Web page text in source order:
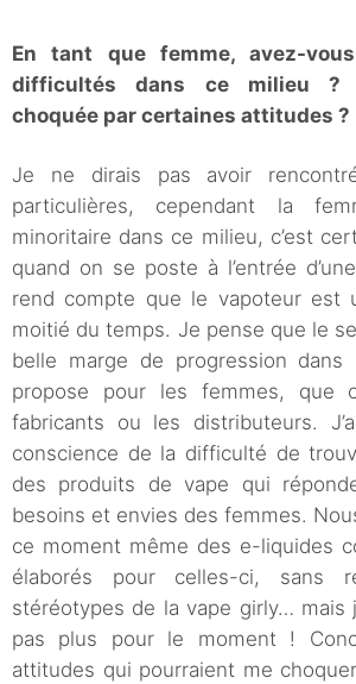
En tant que femme, avez-
difficultés dans ce milieu ?
choquée par certaines attitudes ?
Je ne dirais pas avoir
particulières, cependant la
minoritaire dans ce milieu, c’est
quand on se poste à l’entrée
rend compte que le vapoteur est
moitié du temps. Je pense que le
belle marge de progression dans
propose pour les femmes, que
fabricants ou les distributeurs.
conscience de la difficulté de
des produits de vape qui
besoins et envies des femmes.
ce moment même des e-liquides
élaborés pour celles-ci, sans
stéréotypes de la vape girly… mais
pas plus pour le moment !
attitudes qui pourraient me